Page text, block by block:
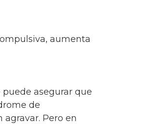
aumenta
asegurar que
de
Pero en